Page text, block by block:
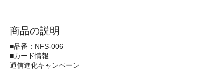
商品の説明
■品番：NFS-006
■カード情報
通信進化キャンペーン